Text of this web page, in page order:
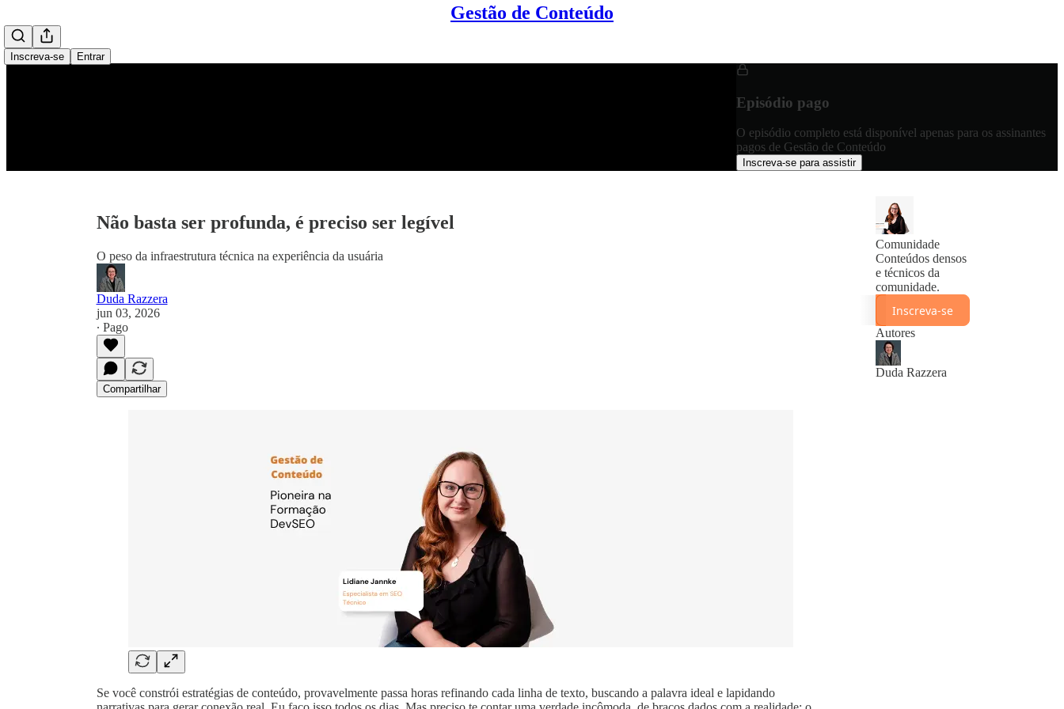
Gestão de Conteúdo
Inscreva-se Entrar
Episódio pago
O episódio completo está disponível apenas para os assinantes
pagos de Gestão de Conteúdo
Inscreva-se para assistir
Não basta ser profunda, é preciso ser legível
O peso da infraestrutura técnica na experiência da usuária
Duda Razzera
jun 03, 2026
∙ Pago
Compartilhar
Se você constrói estratégias de conteúdo, provavelmente passa horas refinando cada linha de texto, buscando a palavra ideal e lapidando
Comunidade
Conteúdos densos
e técnicos da
comunidade.
Inscreva-se
Autores
Duda Razzera